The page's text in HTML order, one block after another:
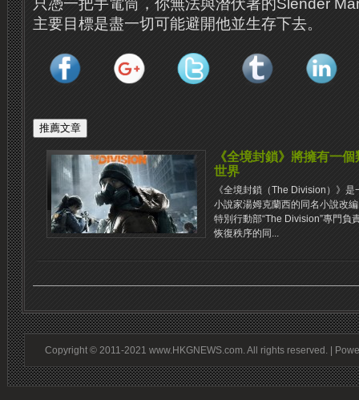
只憑一把手電筒，你無法與潛伏著的Slender
主要目標是盡一切可能避開他並生存下去。
《全境封鎖》將擁有一
世界
《全境封鎖（The Division）》
小說家湯姆克蘭西的同名小說改
特別行動部“The Division”專門負
恢復秩序的同...
Copyright © 2011-2021 www.HKGNEWS.com. All rights reserved. |